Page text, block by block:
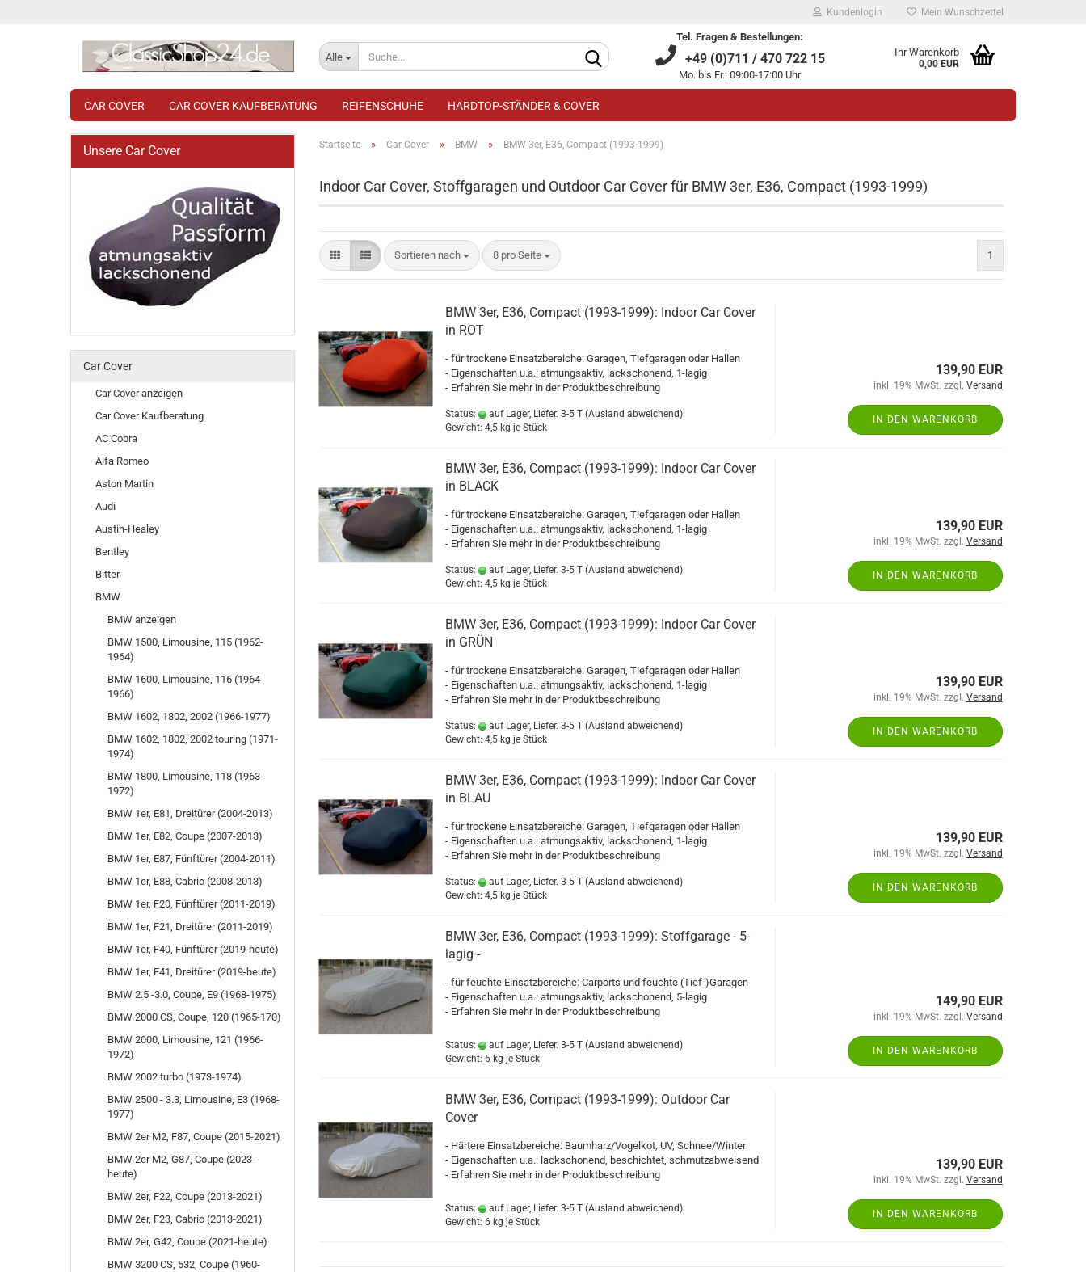
Kundenlogin
Kundenkonto anlegen
Mein Wunschzettel
Alle
Tel. Fragen & Bestellungen:
+49 (0)711 / 470 722 15
Mo. bis Fr.: 09:00-17:00 Uhr
Ihr Warenkorb
0,00 EUR
CAR COVER CAR COVER KAUFBERATUNG REIFENSCHUHE HARDTOP-STÄNDER & COVER
Startseite » Car Cover » BMW » BMW 3er, E36, Compact (1993-1999)
Indoor Car Cover, Stoffgaragen und Outdoor Car Cover für BMW 3er, E36, Compact (1993-1999)
Sortieren nach 8 pro Seite 1
BMW 3er, E36, Compact (1993-1999): Indoor Car Cover
in ROT
- für trockene Einsatzbereiche: Garagen, Tiefgaragen oder Hallen
- Eigenschaften u.a.: atmungsaktiv, lackschonend, 1-lagig
- Erfahren Sie mehr in der Produktbeschreibung
Status: auf Lager, Liefer. 3-5 T (Ausland abweichend)
Gewicht: 4,5kg je Stück
139,90 EUR
inkl. 19% MwSt. zzgl. Versand
IN DEN WARENKORB
BMW 3er, E36, Compact (1993-1999): Indoor Car Cover
in BLACK
- für trockene Einsatzbereiche: Garagen, Tiefgaragen oder Hallen
- Eigenschaften u.a.: atmungsaktiv, lackschonend, 1-lagig
- Erfahren Sie mehr in der Produktbeschreibung
Status: auf Lager, Liefer. 3-5 T (Ausland abweichend)
Gewicht: 4,5kg je Stück
139,90 EUR
inkl. 19% MwSt. zzgl. Versand
IN DEN WARENKORB
BMW 3er, E36, Compact (1993-1999): Indoor Car Cover
in GRÜN
- für trockene Einsatzbereiche: Garagen, Tiefgaragen oder Hallen
- Eigenschaften u.a.: atmungsaktiv, lackschonend, 1-lagig
- Erfahren Sie mehr in der Produktbeschreibung
Status: auf Lager, Liefer. 3-5 T (Ausland abweichend)
Gewicht: 4,5kg je Stück
139,90 EUR
inkl. 19% MwSt. zzgl. Versand
IN DEN WARENKORB
BMW 3er, E36, Compact (1993-1999): Indoor Car Cover
in BLAU
- für trockene Einsatzbereiche: Garagen, Tiefgaragen oder Hallen
- Eigenschaften u.a.: atmungsaktiv, lackschonend, 1-lagig
- Erfahren Sie mehr in der Produktbeschreibung
Status: auf Lager, Liefer. 3-5 T (Ausland abweichend)
Gewicht: 4,5kg je Stück
139,90 EUR
inkl. 19% MwSt. zzgl. Versand
IN DEN WARENKORB
BMW 3er, E36, Compact (1993-1999): Stoffgarage - 5-
lagig -
- für feuchte Einsatzbereiche: Carports und feuchte (Tief-)Garagen
- Eigenschaften u.a.: atmungsaktiv, lackschonend, 5-lagig
- Erfahren Sie mehr in der Produktbeschreibung
Status: auf Lager, Liefer. 3-5 T (Ausland abweichend)
Gewicht: 6 kg je Stück
149,90 EUR
inkl. 19% MwSt. zzgl. Versand
IN DEN WARENKORB
BMW 3er, E36, Compact (1993-1999): Outdoor Car
Cover
- Härtere Einsatzbereiche: Baumharz/Vogelkot, UV, Schnee/Winter
- Eigenschaften u.a.: lackschonend, beschichtet, schmutzabweisend
- Erfahren Sie mehr in der Produktbeschreibung
Status: auf Lager, Liefer. 3-5 T (Ausland abweichend)
Gewicht: 6 kg je Stück
139,90 EUR
inkl. 19% MwSt. zzgl. Versand
IN DEN WARENKORB
Unsere Car Cover
Car Cover
Car Cover anzeigen
Car Cover Kaufberatung
AC Cobra
Alfa Romeo
Aston Martin
Audi
Austin-Healey
Bentley
Bitter
BMW
BMW anzeigen
BMW 1500, Limousine, 115 (1962-
1964)
BMW 1600, Limousine, 116 (1964-
1966)
BMW 1602, 1802, 2002 (1966-1977)
BMW 1602, 1802, 2002 touring (1971-
1974)
BMW 1800, Limousine, 118 (1963-
1972)
BMW 1er, E81, Dreitürer (2004-2013)
BMW 1er, E82, Coupe (2007-2013)
BMW 1er, E87, Fünftürer (2004-2011)
BMW 1er, E88, Cabrio (2008-2013)
BMW 1er, F20, Fünftürer (2011-2019)
BMW 1er, F21, Dreitürer (2011-2019)
BMW 1er, F40, Fünftürer (2019-heute)
BMW 1er, F41, Dreitürer (2019-heute)
BMW 2.5 -3.0, Coupe, E9 (1968-1975)
BMW 2000 CS, Coupe, 120 (1965-170)
BMW 2000, Limousine, 121 (1966-
1972)
BMW 2002 turbo (1973-1974)
BMW 2500 - 3.3, Limousine, E3 (1968-
1977)
BMW 2er M2, F87, Coupe (2015-2021)
BMW 2er M2, G87, Coupe (2023-
heute)
BMW 2er, F22, Coupe (2013-2021)
BMW 2er, F23, Cabrio (2013-2021)
BMW 2er, G42, Coupe (2021-heute)
BMW 3200 CS, 532, Coupe (1960-